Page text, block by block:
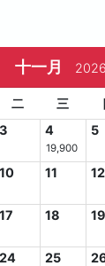
十一月 2026
二 三
3 4
19,900
5
10 11 12
17 18 19
24 25